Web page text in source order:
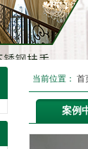
当前位置： 首
案例